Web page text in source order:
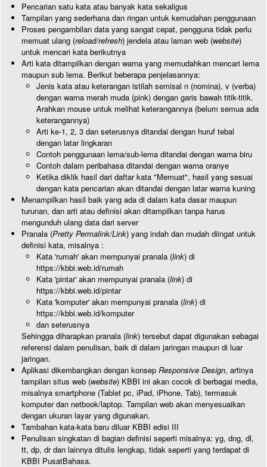
Pencarian satu kata atau banyak kata sekaligus
Tampilan yang sederhana dan ringan untuk kemudahan penggunaan
Proses pengambilan data yang sangat cepat, pengguna tidak perlu
memuat ulang (reload/refresh) jendela atau laman web (website)
untuk mencari kata berikutnya
Arti kata ditampilkan dengan warna yang memudahkan mencari lema
maupun sub lema. Berikut beberapa penjelasannya:
Jenis kata atau keterangan istilah semisal n (nomina), v (verba)
dengan warna merah muda (pink) dengan garis bawah titik-titik.
Arahkan mouse untuk melihat keterangannya (belum semua ada
keterangannya)
Arti ke-1, 2, 3 dan seterusnya ditandai dengan huruf tebal
dengan latar lingkaran
Contoh penggunaan lema/sub-lema ditandai dengan warna biru
Contoh dalam peribahasa ditandai dengan warna oranye
Ketika diklik hasil dari daftar kata "Memuat", hasil yang sesuai
dengan kata pencarian akan ditandai dengan latar warna kuning
Menampilkan hasil baik yang ada di dalam kata dasar maupun
turunan, dan arti atau definisi akan ditampilkan tanpa harus
mengunduh ulang data dari server
Pranala (Pretty Permalink/Link) yang indah dan mudah diingat untuk
definisi kata, misalnya :
Kata 'rumah' akan mempunyai pranala (link) di
https://kbbi.web.id/rumah
Kata 'pintar' akan mempunyai pranala (link) di
https://kbbi.web.id/pintar
Kata 'komputer' akan mempunyai pranala (link) di
https://kbbi.web.id/komputer
dan seterusnya
Sehingga diharapkan pranala (link) tersebut dapat digunakan sebagai
referensi dalam penulisan, baik di dalam jaringan maupun di luar
jaringan.
Aplikasi dikembangkan dengan konsep Responsive Design, artinya
tampilan situs web (website) KBBI ini akan cocok di berbagai media,
misalnya smartphone (Tablet pc, iPad, iPhone, Tab), termasuk
komputer dan netbook/laptop. Tampilan web akan menyesuaikan
dengan ukuran layar yang digunakan.
Tambahan kata-kata baru diluar KBBI edisi III
Penulisan singkatan di bagian definisi seperti misalnya: yg, dng, dl,
tt, dp, dr dan lainnya ditulis lengkap, tidak seperti yang terdapat di
KBBI PusatBahasa.